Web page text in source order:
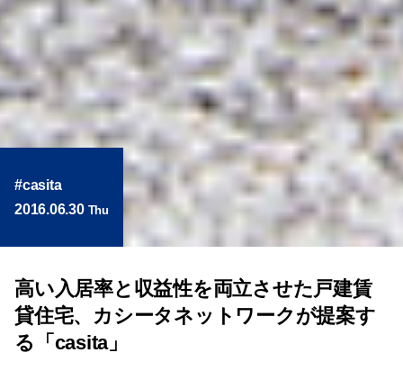
casita
2016.06.30 Thu
高い入居率と収益性を両立させた戸建賃
貸住宅、カシータネットワークが提案す
る「casita」